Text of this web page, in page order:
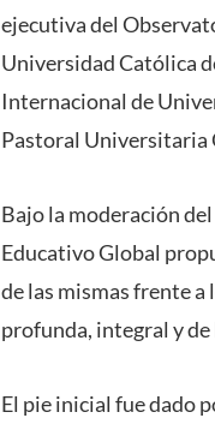
ejecutiva del
Universidad Católica
Internacional de
Pastoral Universitaria
Bajo la moderación
Educativo Global
de las mismas frente
profunda, integral y de
El pie inicial fue dado